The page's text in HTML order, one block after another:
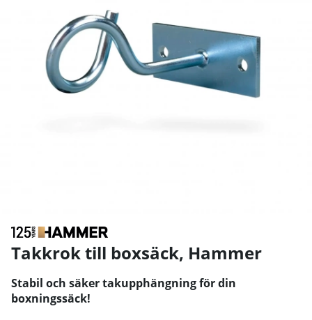
Takkrok till boxsäck, Hammer
Stabil och säker takupphängning för din
boxningssäck!